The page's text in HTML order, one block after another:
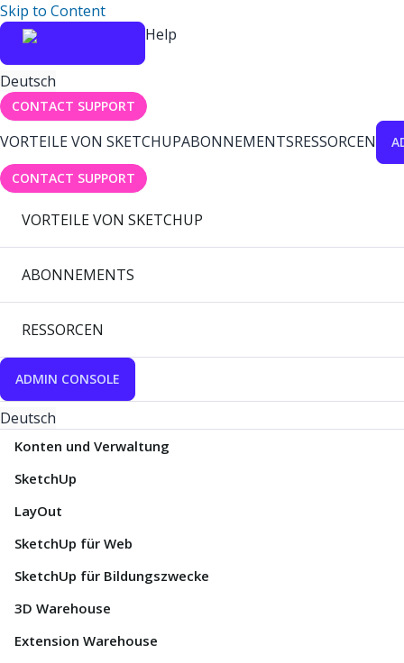
Skip to Content
Help
Deutsch
CONTACT SUPPORT
VORTEILE VON SKETCHUPABONNEMENTSRESSORCEN
CONTACT SUPPORT
VORTEILE VON SKETCHUP
ABONNEMENTS
RESSORCEN
ADMIN CONSOLE
Deutsch
Konten und Verwaltung
SketchUp
LayOut
SketchUp für Web
SketchUp für Bildungszwecke
3D Warehouse
Extension Warehouse